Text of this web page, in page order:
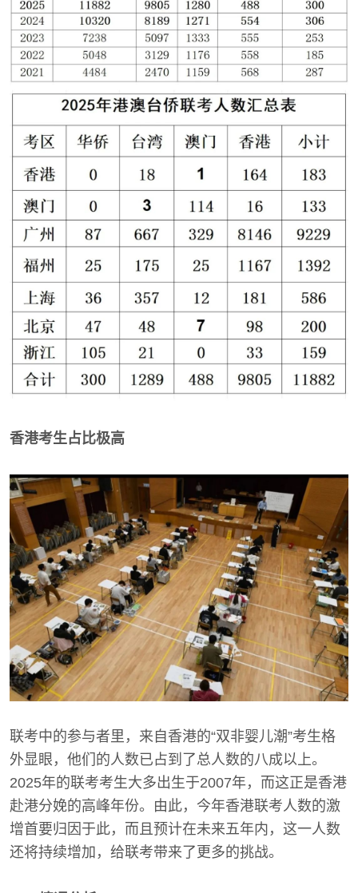
香港考生占比极高
联考中的参与者里，来自香港的“双非婴儿潮”考生格
外显眼，他们的人数已占到了总人数的八成以上。
2025年的联考考生大多出生于2007年，而这正是香港
赴港分娩的高峰年份。由此，今年香港联考人数的激
增首要归因于此，而且预计在未来五年内，这一人数
还将持续增加，给联考带来了更多的挑战。